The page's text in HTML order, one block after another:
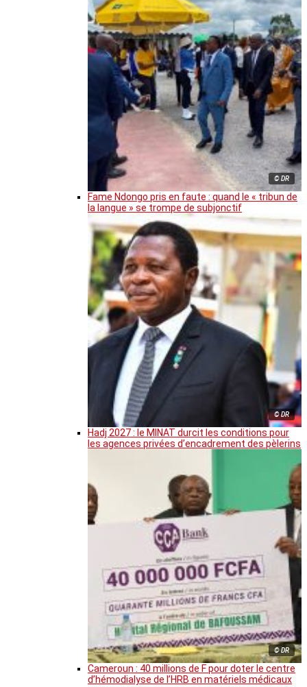
© DR
Fame Ndongo pris en faute : quand le « tribun de
la langue » se trompe de subjonctif
© DR
Hadj 2027 : le MINAT durcit les conditions pour
les agences privées d’encadrement des pèlerins
© DR
Cameroun : 40 millions de F pour doter le centre
d’hémodialyse de l’HRB en matériels médicaux